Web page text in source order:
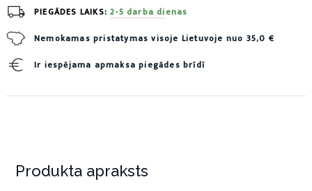
PIEGĀDES LAIKS:2-5 darba dienas
Nemokamas pristatymas visoje Lietuvoje nuo 35,0 €
Ir iespējama apmaksa piegādes brīdī
Produkta apraksts